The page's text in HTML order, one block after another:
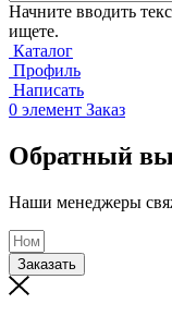
Начните вводить
ищете.
Каталог
Профиль
Написать
0 элемент Заказ
Обратный
Наши менеджеры
Заказать